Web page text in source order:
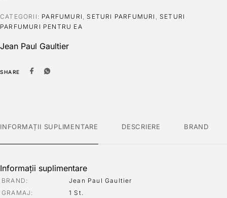
CATEGORII: PARFUMURI , SETURI PARFUMURI , SETURI
PARFUMURI PENTRU EA
Jean Paul Gaultier
SHARE
INFORMAȚII SUPLIMENTARE DESCRIERE BRAND
Informații suplimentare
BRAND
Jean Paul Gaultier
GRAMAJ
1 St.